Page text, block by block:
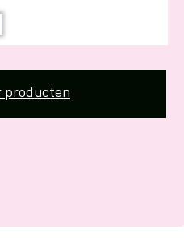
producten